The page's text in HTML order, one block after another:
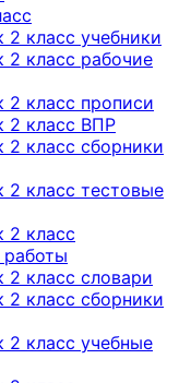
2 класс учебники
2 класс рабочие
2 класс прописи
2 класс ВПР
2 класс сборники
2 класс тестовые
2 класс
работы
2 класс словари
2 класс сборники
2 класс учебные